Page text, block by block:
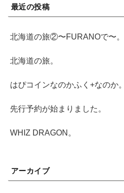
最近の投稿
北海道の旅②〜FURANOで〜。
北海道の旅。
はぴコインなのかふく+なのか。
先行予約が始まりました。
WHIZ DRAGON。
アーカイブ